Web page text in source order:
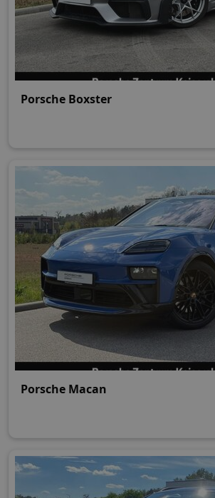
Porsche Boxster
Porsche Macan